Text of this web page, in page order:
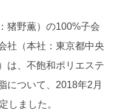
猪野薫）の100%子会
社（本社：東京都中央
は、不飽和ポリエステ
について、2018年2月
しました。